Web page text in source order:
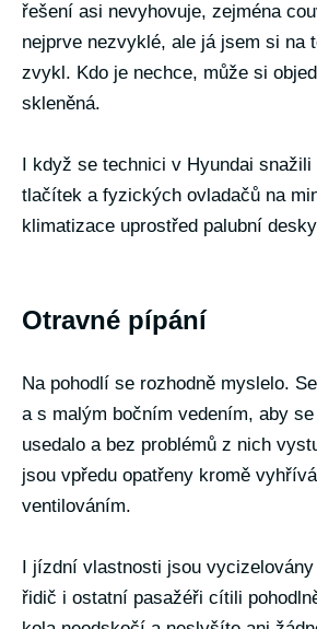
řešení asi nevyhovuje, zejména
nejprve nezvyklé, ale já jsem si na
zvykl. Kdo je nechce, může si
skleněná.
I když se technici v Hyundai snažili
tlačítek a fyzických ovladačů na
klimatizace uprostřed palubní
Otravné pípání
Na pohodlí se rozhodně myslelo.
a s malým bočním vedením, aby se
usedalo a bez problémů z nich
jsou vpředu opatřeny kromě
ventilováním.
I jízdní vlastnosti jsou
řidič i ostatní pasažéři cítili